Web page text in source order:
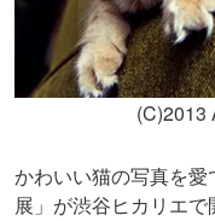
(C)2013
かわいい猫の写真を
展」が渋谷ヒカリエで